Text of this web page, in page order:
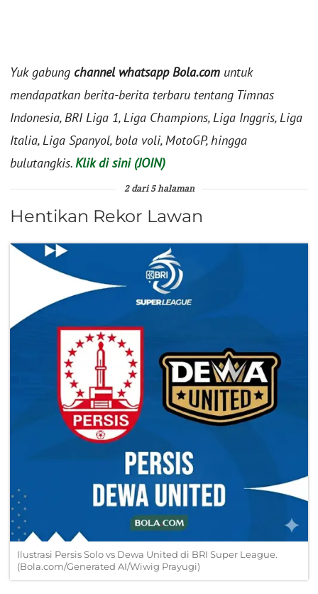
Yuk gabung channel whatsapp Bola.com untuk
mendapatkan berita-berita terbaru tentang Timnas
Indonesia, BRI Liga 1, Liga Champions, Liga Inggris, Liga
Italia, Liga Spanyol, bola voli, MotoGP, hingga
bulutangkis.Klik di sini (JOIN)
2 dari 5 halaman
Hentikan Rekor Lawan
Ilustrasi Persis Solo vs Dewa United di BRI Super League.
(Bola.com/Generated AI/Wiwig Prayugi)